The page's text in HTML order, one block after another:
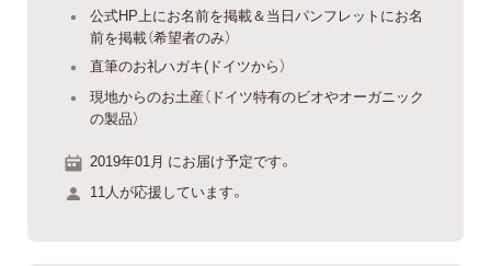
公式HP上にお名前を掲載＆当日パンフレットにお名
前を掲載（希望者のみ）
直筆のお礼ハガキ(ドイツから）
現地からのお土産（ドイツ特有のビオやオーガニック
の製品）
2019年01月 にお届け予定です。
11人が応援しています。